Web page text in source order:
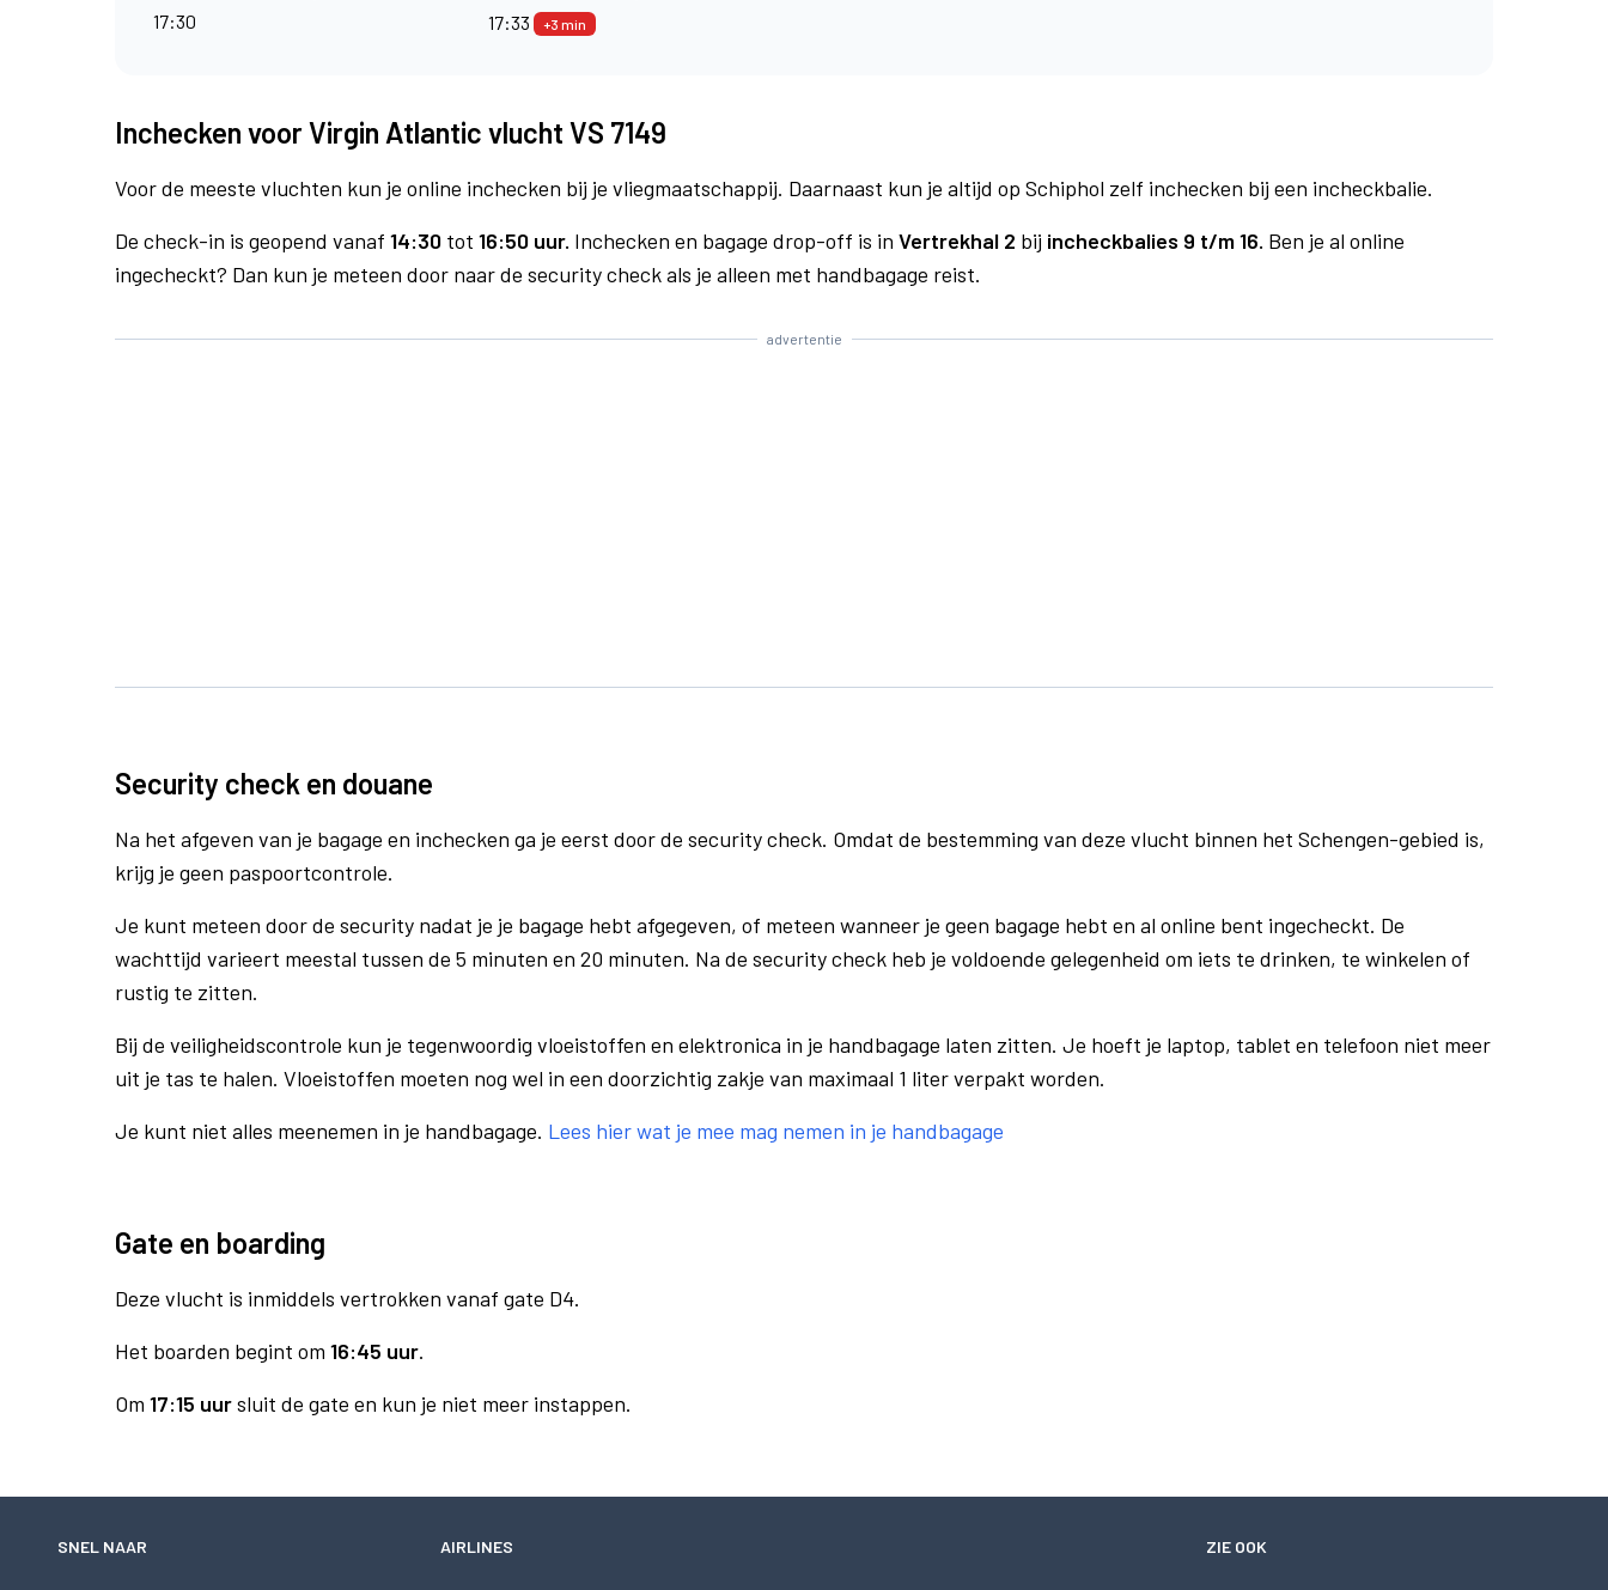
17:30
17:33
+3 min
Inchecken voor Virgin Atlantic vlucht VS 7149
Voor de meeste vluchten kun je online inchecken bij je vliegmaatschappij. Daarnaast kun je altijd op Schiphol zelf inchecken bij een incheckbalie.
De check-in is geopend vanaf 14:30 tot 16:50 uur. Inchecken en bagage drop-off is in Vertrekhal 2 bij incheckbalies 9 t/m 16. Ben je al online
ingecheckt? Dan kun je meteen door naar de security check als je alleen met handbagage reist.
advertentie
Security check en douane
Na het afgeven van je bagage en inchecken ga je eerst door de security check. Omdat de bestemming van deze vlucht binnen het Schengen-gebied is,
krijg je geen paspoortcontrole.
Je kunt meteen door de security nadat je je bagage hebt afgegeven, of meteen wanneer je geen bagage hebt en al online bent ingecheckt. De
wachttijd varieert meestal tussen de 5 minuten en 20 minuten. Na de security check heb je voldoende gelegenheid om iets te drinken, te winkelen of
rustig te zitten.
Bij de veiligheidscontrole kun je tegenwoordig vloeistoffen en elektronica in je handbagage laten zitten. Je hoeft je laptop, tablet en telefoon niet meer
uit je tas te halen. Vloeistoffen moeten nog wel in een doorzichtig zakje van maximaal 1 liter verpakt worden.
Je kunt niet alles meenemen in je handbagage. Lees hier wat je mee mag nemen in je handbagage
Gate en boarding
Deze vlucht is inmiddels vertrokken vanaf gate D4.
Het boarden begint om 16:45 uur.
Om 17:15 uursluit de gate en kun je niet meer instappen.
SNEL NAAR AIRLINES ZIE OOK